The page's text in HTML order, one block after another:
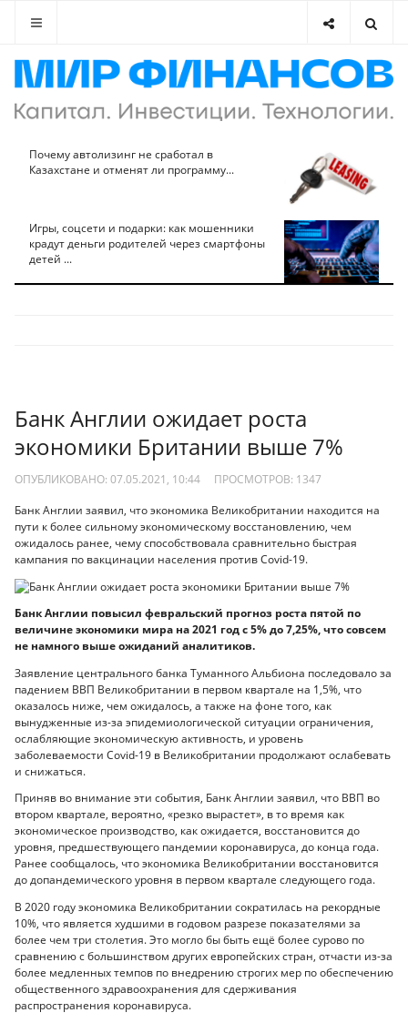
Почему автолизинг не сработал в
Казахстане и отменят ли программу...
Игры, соцсети и подарки: как мошенники
крадут деньги родителей через смартфоны
детей ...
Банк Англии ожидает роста
экономики Британии выше 7%
ОПУБЛИКОВАНО: 07.05.2021, 10:44 ПРОСМОТРОВ: 1347
Банк Англии заявил, что экономика Великобритании находится на
пути к более сильному экономическому восстановлению, чем
ожидалось ранее, чему способствовала сравнительно быстрая
кампания по вакцинации населения против Covid-19.
Банк Англии повысил февральский прогноз роста пятой по
величине экономики мира на 2021 год с 5% до 7,25%, что совсем
не намного выше ожиданий аналитиков.
Заявление центрального банка Туманного Альбиона последовало за
падением ВВП Великобритании в первом квартале на 1,5%, что
оказалось ниже, чем ожидалось, а также на фоне того, как
вынудженные из-за эпидемиологической ситуации ограничения,
ослабляющие экономическую активность, и уровень
заболеваемости Covid-19 в Великобритании продолжают ослабевать
и снижаться.
Приняв во внимание эти события, Банк Англии заявил, что ВВП во
втором квартале, вероятно, «резко вырастет», в то время как
экономическое производство, как ожидается, восстановится до
уровня, предшествующего пандемии коронавируса, до конца года.
Ранее сообщалось, что экономика Великобритании восстановится
до допандемического уровня в первом квартале следующего года.
В 2020 году экономика Великобритании сократилась на рекордные
10%, что является худшими в годовом разрезе показателями за
более чем три столетия. Это могло бы быть ещё более сурово по
сравнению с большинством других европейских стран, отчасти из-за
более медленных темпов по внедрению строгих мер по обеспечению
общественного здравоохранения для сдерживания
распространения коронавируса.